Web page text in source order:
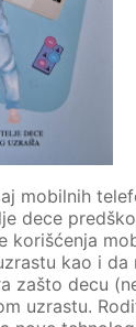
mobilnih
dece
korišćenja
kao i da
zašto decu
uzrastu.